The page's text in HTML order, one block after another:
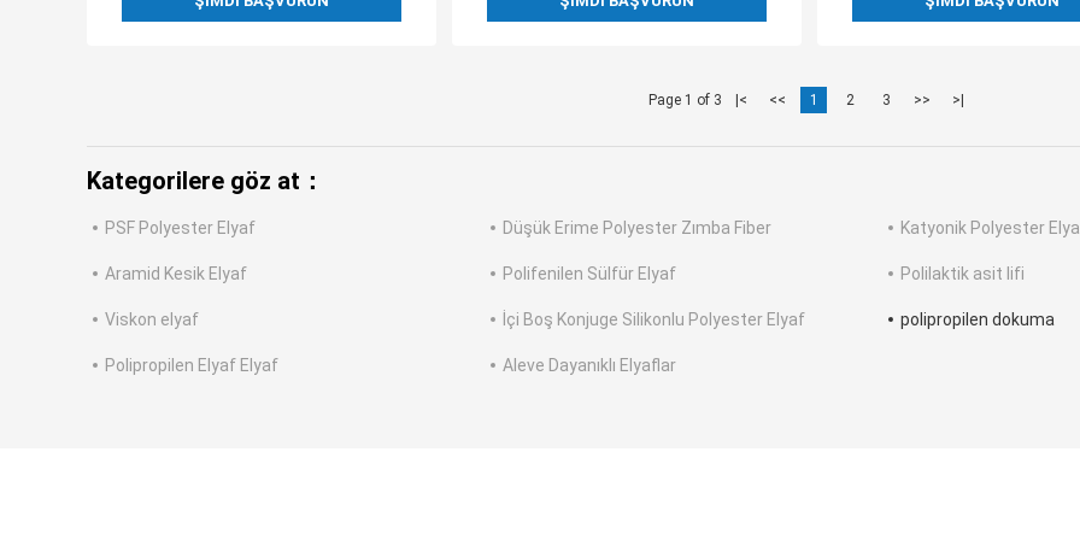
Page 1 of 3 |< << 1 2 3 >> >|
Kategorilere göz at：
PSF Polyester Elyaf Düşük Erime Polyester Zımba Fiber Katyonik Polyester
Aramid Kesik Elyaf Polifenilen Sülfür Elyaf Polilaktik asit lifi
Viskon elyaf İçi Boş Konjuge Silikonlu Polyester Elyaf polipropilen dokuma
Polipropilen Elyaf Elyaf Aleve Dayanıklı Elyaflar